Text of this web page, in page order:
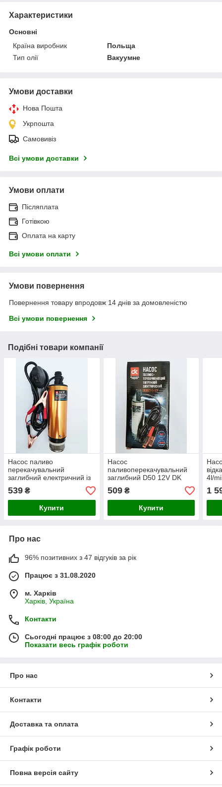
Характеристики
Основні
Країна виробник
Польща
Тип олії
Вакуумне
Умови доставки
Нова Пошта
Укрпошта
Самовивіз
Всі умови доставки
Умови оплати
Післяплата
Готівкою
Оплата на карту
Всі умови оплати
Умови повернення
Повернення товару впродовж 14 днів за домовленістю
Всі умови повернення
Подібні товари компанії
Насос паливо
перекачувальний
заглибний електричний із
фільтром 12V DK
539 ₴
Купити
Насос
паливоперекачувальний
заглибний D50 12V DK
509₴
Купити
4l/
1
Про нас
96% позитивних з 47 відгуків за рік
Працює з 31.08.2020
м. Харків
Харків, Україна
Контакти
Сьогодні працює з 08:00 до 20:00
Показати весь графік роботи
Про нас
Контакти
Доставка та оплата
Графік роботи
Повна версія сайту